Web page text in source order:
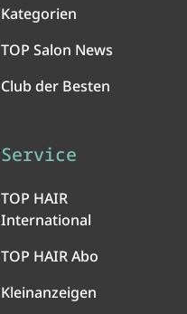
Kategorien
TOP Salon News
Club der Besten
Service
TOP HAIR
International
TOP HAIR Abo
Kleinanzeigen